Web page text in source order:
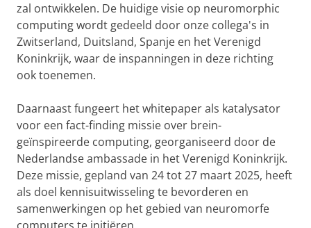
zal ontwikkelen. De huidige visie op neuromorphic
computing wordt gedeeld door onze collega's in
Zwitserland, Duitsland, Spanje en het Verenigd
Koninkrijk, waar de inspanningen in deze richting
ook toenemen.
Daarnaast fungeert het whitepaper als katalysator
voor een fact-finding missie over brein-
geïnspireerde computing, georganiseerd door de
Nederlandse ambassade in het Verenigd Koninkrijk.
Deze missie, gepland van 24 tot 27 maart 2025, heeft
als doel kennisuitwisseling te bevorderen en
samenwerkingen op het gebied van neuromorfe